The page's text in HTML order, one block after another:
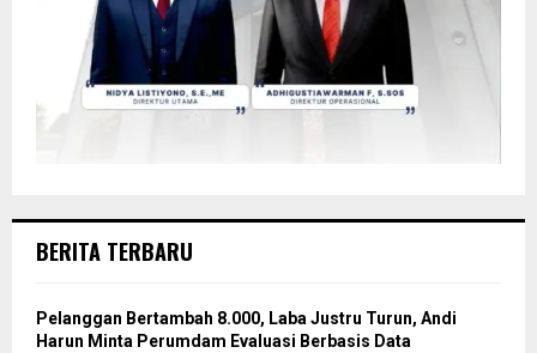
BERITA TERBARU
Pelanggan Bertambah 8.000, Laba Justru Turun, Andi
Harun Minta Perumdam Evaluasi Berbasis Data